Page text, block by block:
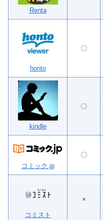
Renta
honto
〇
kindle
〇
コミック.jp
〇
コミスト
×